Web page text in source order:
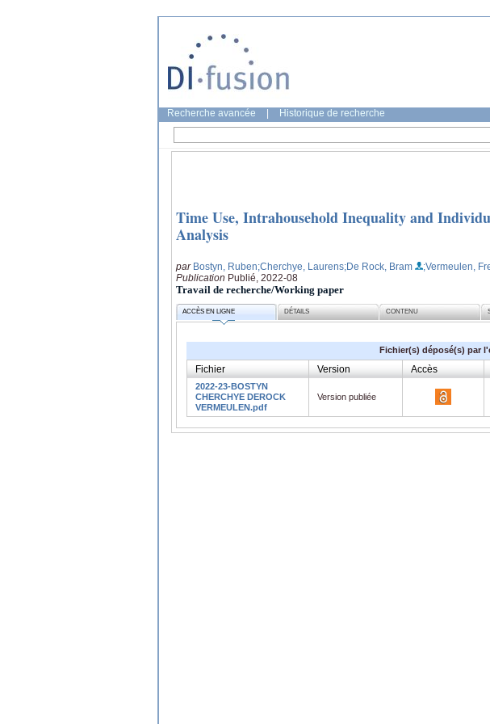
Recherche avancée Historique de recherche
Time Use, Intrahousehold Inequality and
Analysis
par Bostyn, Ruben;Cherchye, Laurens;De Rock, Bram
;Vermeulen,
Publication Publié, 2022-08
Travail de recherche/Working paper
ACCÈS EN LIGNE DÉTAILS CONTENU
Fichier(s) déposé(s) par
Fichier Version Accès
2022-23-BOSTYN
CHERCHYE DEROCK
VERMEULEN.pdf
Version publiée